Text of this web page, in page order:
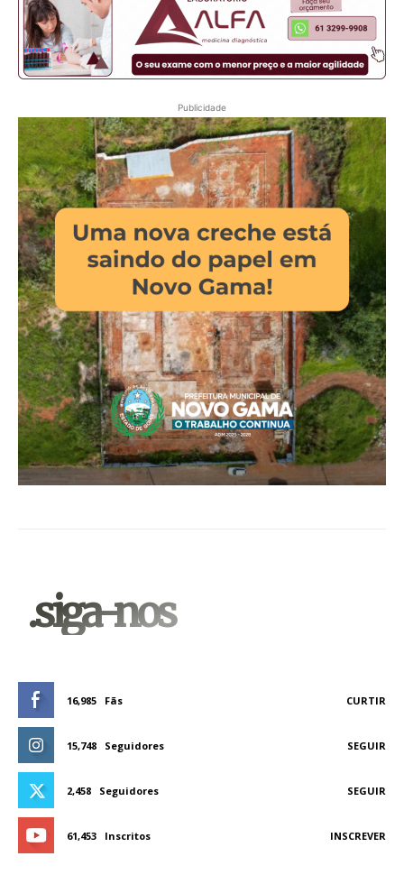
Publicidade
.siga-nos
16,985 Fãs CURTIR
15,748 Seguidores SEGUIR
2,458 Seguidores SEGUIR
61,453 Inscritos INSCREVER